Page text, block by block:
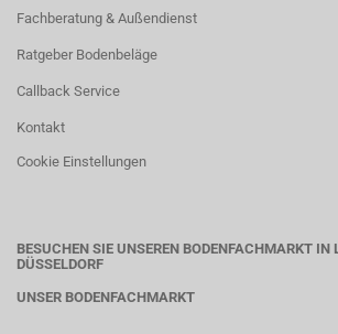
Fachberatung & Außendienst
Ratgeber Bodenbeläge
Callback Service
Kontakt
Cookie Einstellungen
BESUCHEN SIE UNSEREN BODENFACHMARKT IN
DÜSSELDORF
UNSER BODENFACHMARKT